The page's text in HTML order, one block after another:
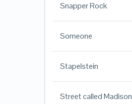
Snapper Rock
Someone
Stapelstein
Street called Madison